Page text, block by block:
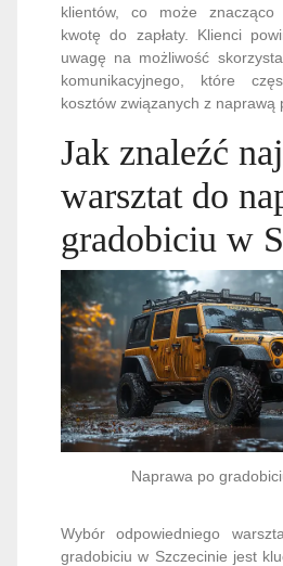
klientów, co może znacząco
kwotę do zapłaty. Klienci
uwagę na możliwość
komunikacyjnego, które
kosztów związanych z naprawą
Jak znaleźć
warsztat do
gradobiciu w
Naprawa po
Wybór odpowiedniego
gradobiciu w Szczecinie jest